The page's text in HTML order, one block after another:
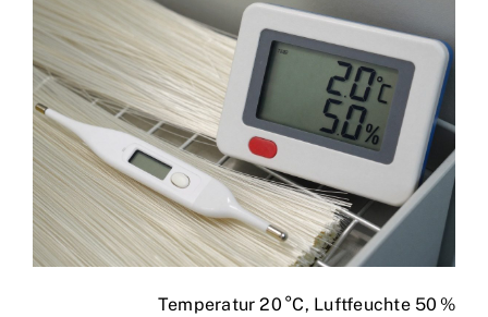
Temperatur 20 °C, Luftfeuchte 50 %